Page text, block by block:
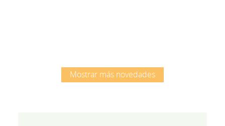
Mostrar más novedades